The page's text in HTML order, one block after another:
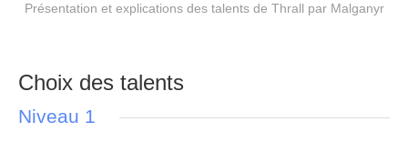
Présentation et explications des talents de Thrall par Malganyr
Choix des talents
Niveau 1